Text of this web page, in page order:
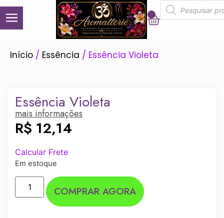
Início / Essência / Essência Violeta
Essência Violeta
mais informações
R$ 12,14
Calcular Frete
Em estoque
COMPRAR AGORA